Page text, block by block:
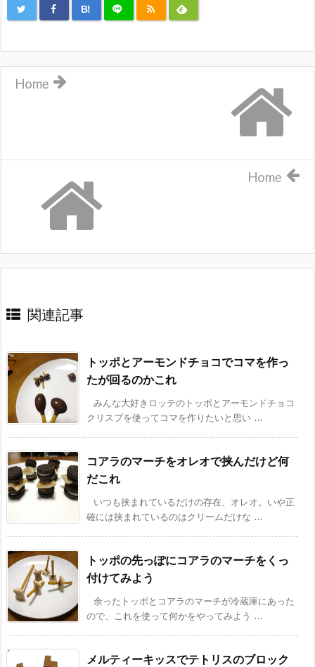
B!
Home
Home
関連記事
トッポとアーモンドチョコでコマを作っ
たが回るのかこれ
みんな大好きロッテのトッポとアーモンドチョコ
クリスプを使ってコマを作りたいと思い ...
コアラのマーチをオレオで挟んだけど何
だこれ
いつも挟まれているだけの存在、オレオ。いや正
確には挟まれているのはクリームだけな ...
トッポの先っぽにコアラのマーチをくっ
付けてみよう
余ったトッポとコアラのマーチが冷蔵庫にあった
ので、これを使って何かをやってみよう ...
メルティーキッスでテトリスのブロック